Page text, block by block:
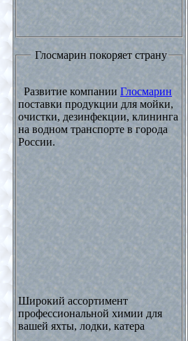
Глосмарин покоряет страну
Развитие компании Глосмарин
поставки продукции для мойки,
очистки, дезинфекции, клининга
на водном транспорте в города
России.
Широкий ассортимент
профессиональной химии для
вашей яхты, лодки, катера